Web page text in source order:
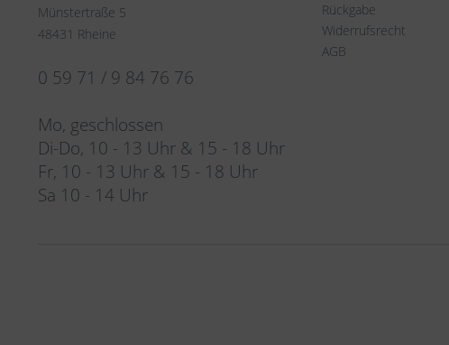
Münstertraße 5
48431 Rheine
0 59 71 / 9 84 76 76
Mo, geschlossen
Di-Do, 10 - 13 Uhr & 15 - 18 Uhr
Fr, 10 - 13 Uhr & 15 - 18 Uhr
Sa 10 - 14 Uhr
Rückgabe
Widerrufsrecht
AGB